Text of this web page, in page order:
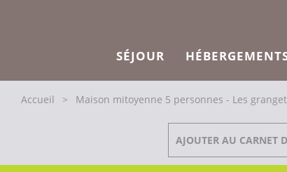
SÉJOUR
Accueil > Maison mitoyenne 5 personnes - Les
AJOUTER AU CARNET